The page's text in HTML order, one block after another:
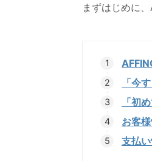
まずはじめに
「今
「初
お客
支払